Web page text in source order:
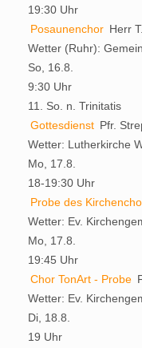
19:30 Uhr
Posaunenchor Herr
Wetter (Ruhr):
So, 16.8.
9:30 Uhr
11. So. n. Trinitatis
Gottesdienst Pfr.
Wetter: Lutherkirche
Mo, 17.8.
18-19:30 Uhr
Probe des
Wetter: Ev.
Mo, 17.8.
19:45 Uhr
Chor TonArt - Probe
Wetter: Ev.
Di, 18.8.
19 Uhr